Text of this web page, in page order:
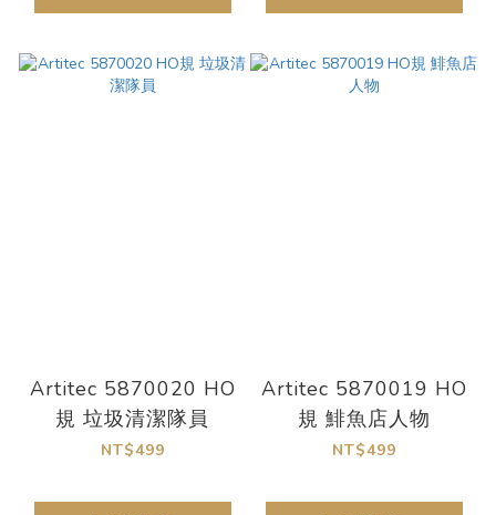
Artitec 5870020 HO
規 垃圾清潔隊員
NT$499
Artitec 5870019 HO
規 鯡魚店人物
NT$499